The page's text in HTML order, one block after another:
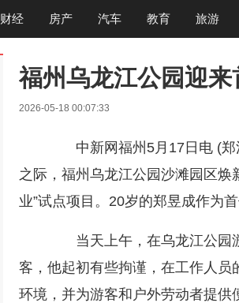
财经 房产 汽车 教育 旅游
福州乌龙江公园迎
2026-05-18 00:07:33
中新网福州5月17日电 (郑
之际，福州乌龙江公园沙滩园区
业”试点项目。20岁的郑昱成作为
当天上午，在乌龙江公园
客，他起初有些拘谨，在工作人
环境，并为游客和户外劳动者提供